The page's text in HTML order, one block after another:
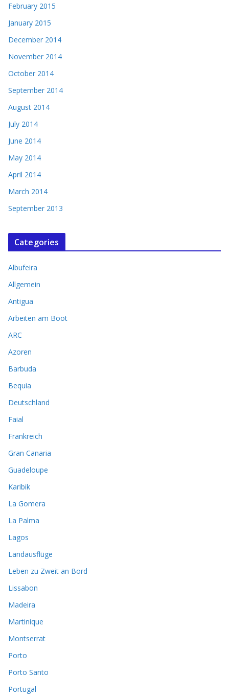
February 2015
January 2015
December 2014
November 2014
October 2014
September 2014
August 2014
July 2014
June 2014
May 2014
April 2014
March 2014
September 2013
Categories
Albufeira
Allgemein
Antigua
Arbeiten am Boot
ARC
Azoren
Barbuda
Bequia
Deutschland
Faial
Frankreich
Gran Canaria
Guadeloupe
Karibik
La Gomera
La Palma
Lagos
Landausflüge
Leben zu Zweit an Bord
Lissabon
Madeira
Martinique
Montserrat
Porto
Porto Santo
Portugal